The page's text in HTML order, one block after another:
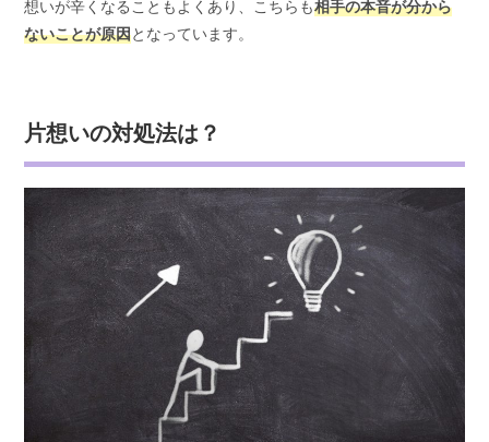
想いが辛くなることもよくあり、こちらも相手の本音が分から
ないことが原因となっています。
片想いの対処法は？